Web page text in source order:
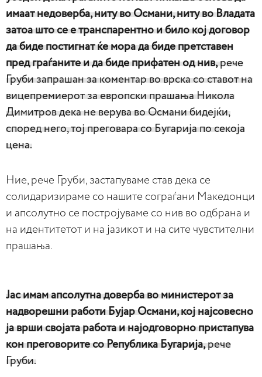
имаат недоверба, ниту во Османи, ниту во Владата
затоа што се е транспарентно и било кој договор
да биде постигнат ќе мора да биде претставен
пред граѓаните и да биде прифатен од нив,рече
Груби запрашан за коментар во врска со ставот на
вицепремиерот за европски прашања Никола
Димитров дека не верува во Османи бидејќи,
според него, тој преговара со Бугарија по секоја
цена.
Ние, рече Груби, застапуваме став дека се
солидаризираме со нашите сограѓани Македонци
и апсолутно се постројуваме со нив во одбрана и
на идентитетот и на јазикот и на сите чувстителни
прашања.
Јас имам апсолутна доверба во министерот за
надворешни работи Бујар Османи, кој најсовесно
ја врши својата работа и најодговорно пристапува
кон преговорите со Република Бугарија,рече
Груби.